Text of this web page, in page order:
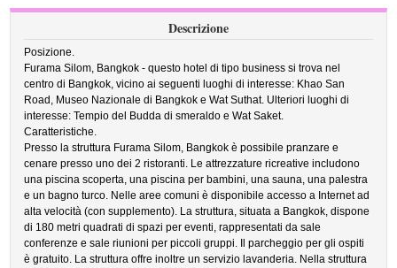
Descrizione
Posizione.
Furama Silom, Bangkok - questo hotel di tipo business si trova nel
centro di Bangkok, vicino ai seguenti luoghi di interesse: Khao San
Road, Museo Nazionale di Bangkok e Wat Suthat. Ulteriori luoghi di
interesse: Tempio del Budda di smeraldo e Wat Saket.
Caratteristiche.
Presso la struttura Furama Silom, Bangkok è possibile pranzare e
cenare presso uno dei 2 ristoranti. Le attrezzature ricreative includono
una piscina scoperta, una piscina per bambini, una sauna, una palestra
e un bagno turco. Nelle aree comuni è disponibile accesso a Internet ad
alta velocità (con supplemento). La struttura, situata a Bangkok, dispone
di 180 metri quadrati di spazi per eventi, rappresentati da sale
conferenze e sale riunioni per piccoli gruppi. Il parcheggio per gli ospiti
è gratuito. La struttura offre inoltre un servizio lavanderia. Nella struttura